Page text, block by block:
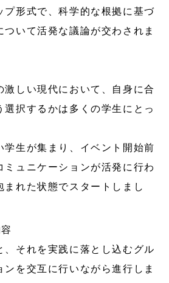
プ形式で、科学的な根拠に基づ
ついて活発な議論が交わされま
激しい現代において、自身に合
選択するかは多くの学生にとっ
学生が集まり、イベント開始前
ミュニケーションが活発に行わ
まれた状態でスタートしまし
、それを実践に落とし込むグル
ンを交互に行いながら進行しま